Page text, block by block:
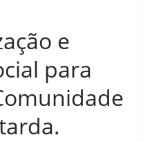
e
para